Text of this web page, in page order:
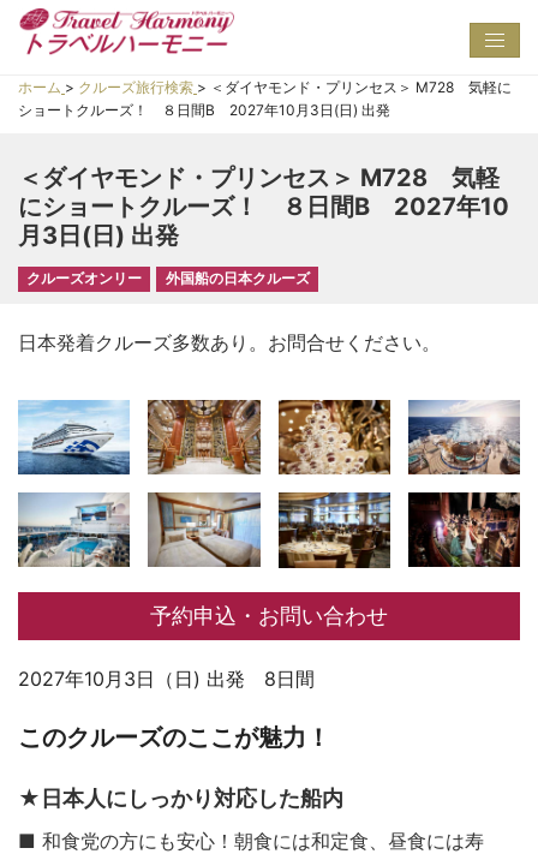
ホーム > クルーズ旅行検索 > ＜ダイヤモンド・プリンセス＞ M728 気軽に
ショートクルーズ！ ８日間B 2027年10月3日(日) 出発
＜ダイヤモンド・プリンセス＞ M728 気軽
にショートクルーズ！ ８日間B 2027年10
月3日(日) 出発
クルーズオンリー 外国船の日本クルーズ
日本発着クルーズ多数あり。お問合せください。
予約申込・お問い合わせ
2027年10月3日（日) 出発 8日間
このクルーズのここが魅力！
★日本人にしっかり対応した船内
■ 和食党の方にも安心！朝食には和定食、昼食には寿